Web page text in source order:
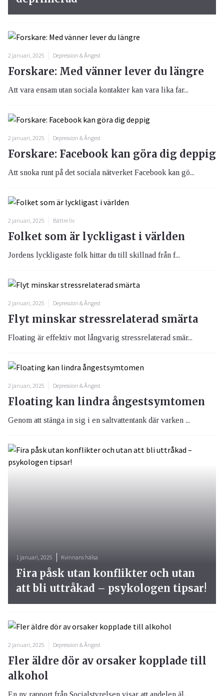
2 januari, 2025 Depression & Ångest
Forskare: Med vänner lever du längre
Att vara ensam utan sociala kontakter kan vara lika far...
2 januari, 2025 Depression & Ångest
Forskare: Facebook kan göra dig deppig
Att snoka runt på det sociala nätverket Facebook kan gö...
2 januari, 2025 Bättre liv
Folket som är lyckligast i världen
Jordens lyckligaste folk hittar du till skillnad från f...
2 januari, 2025 Depression & Ångest
Flyt minskar stressrelaterad smärta
Floating är effektiv mot långvarig stressrelaterad smär...
2 januari, 2025 Depression & Ångest
Floating kan lindra ångestsymtomen
Genom att stänga in sig i en saltvattentank där varken ...
2 januari, 2025 Depression & Ångest
Fler äldre dör av orsaker kopplade till
alkohol
En ny rapport från Socialstyrelsen visar att andelen äl...
1 januari, 2025 Kvinnans hälsa
Fira påsk utan konflikter och utan
att bli uttråkad – psykologen tipsar!